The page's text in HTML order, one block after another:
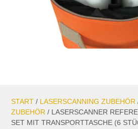
START / LASERSCANNING ZUBEHÖR
ZUBEHÖR / LASERSCANNER
SET MIT TRANSPORTTASCHE (6